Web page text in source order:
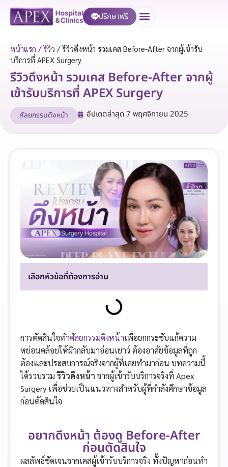
ปรึกษาฟรี
หน้าแรก /รีวิว /รีวิวดึงหน้า รวมเคส Before-After จากผู้เข้ารับ
บริการที่ APEX Surgery
รีวิวดึงหน้า รวมเคส Before-After จากผู้
เข้ารับบริการที่ APEX Surgery
ศัลยกรรมดึงหน้า อัปเดตล่าสุด 7 พฤศจิกายน 2025
เลือกหัวข้อที่ต้องการอ่าน
การตัดสินใจทำศัลยกรรมดึงหน้าเพื่อยกกระชับแก้ความ
หย่อนคล้อยให้ผิวกลับมาอ่อนเยาว์ ต้องอาศัยข้อมูลที่ถูก
ต้องและประสบการณ์จริงจากผู้ที่เคยทำมาก่อน บทความนี้
ได้รวบรวมรีวิวดึงหน้า จากผู้เข้ารับบริการจริงที่ Apex
Surgery เพื่อช่วยเป็นแนวทางสำหรับผู้ที่กำลังศึกษาข้อมูล
ก่อนตัดสินใจ
อยากดึงหน้า ต้องดู Before-After
ก่อนตัดสินใจ
ผลลัพธ์ชัดเจนจากเคสผู้เข้ารับบริการจริง ทั้งปัญหาก่อนทำ